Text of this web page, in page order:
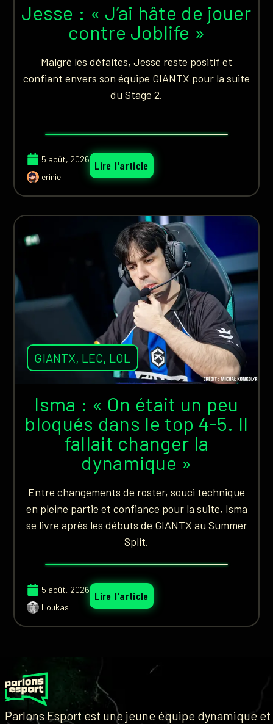
Jesse : « J’ai hâte de jouer
contre Joblife »
Malgré les défaites, Jesse reste positif et
confiant envers son équipe GIANTX pour la suite
du Stage 2.
5 août, 2026
erinie
Lire l'article
GIANTX, LEC, LOL
Isma : « On était un peu
bloqués dans le top 4-5. Il
fallait changer la
dynamique »
Entre changements de roster, souci technique
en pleine partie et confiance pour la suite, Isma
se livre après les débuts de GIANTX au Summer
Split.
5 août, 2026
Loukas
Lire l'article
Parlons Esport est une jeune équipe dynamique et